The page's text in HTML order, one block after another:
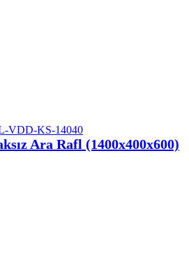
VDD-KS-14040
Ara Rafl (1400x400x600)